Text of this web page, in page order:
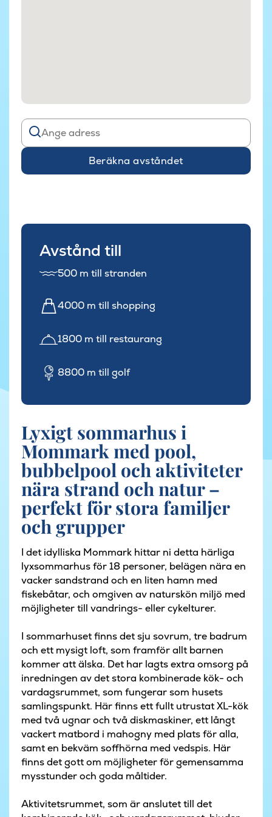
Beräkna avståndet
Avstånd till
500 m till stranden
4000 m till shopping
1800 m till restaurang
8800 m till golf
Lyxigt sommarhus i
Mommark med pool,
bubbelpool och aktiviteter
nära strand och natur –
perfekt för stora familjer
och grupper
I det idylliska Mommark hittar ni detta härliga
lyxsommarhus för 18 personer, belägen nära en
vacker sandstrand och en liten hamn med
fiskebåtar, och omgiven av naturskön miljö med
möjligheter till vandrings- eller cykelturer.
I sommarhuset finns det sju sovrum, tre badrum
och ett mysigt loft, som framför allt barnen
kommer att älska. Det har lagts extra omsorg på
inredningen av det stora kombinerade kök- och
vardagsrummet, som fungerar som husets
samlingspunkt. Här finns ett fullt utrustat XL-kök
med två ugnar och två diskmaskiner, ett långt
vackert matbord i mahogny med plats för alla,
samt en bekväm soffhörna med vedspis. Här
finns det gott om möjligheter för gemensamma
mysstunder och goda måltider.
Aktivitetsrummet, som är anslutet till det